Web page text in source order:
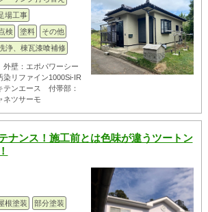
場工事
検
塗料
その他
浄、棟瓦漆喰補修
壁：エポパワーシー
染リファイン1000Si-IR
ンエース 付帯部：
ネツサーモ
ナンス！施工前とは色味が違うツートン
根塗装
部分塗装